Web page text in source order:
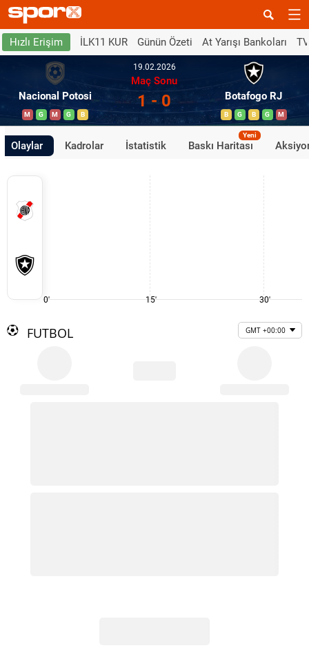
Hızlı Erişim İLK11 KUR Günün Özeti At Yarışı Bankoları
Nacional Potosi
M G M G B
19.02.2026
Maç Sonu
1 - 0 Botafogo RJ
B G B G M
Olaylar Kadrolar İstatistik Baskı Haritası
Yeni
0' 15' 30'
FUTBOL GMT +00:00